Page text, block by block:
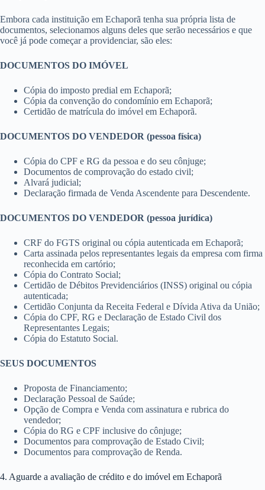
Embora cada instituição em Echaporã tenha sua própria lista de
documentos, selecionamos alguns deles que serão necessários e que
você já pode começar a providenciar, são eles:
DOCUMENTOS DO IMÓVEL
Cópia do imposto predial em Echaporã;
Cópia da convenção do condomínio em Echaporã;
Certidão de matrícula do imóvel em Echaporã.
DOCUMENTOS DO VENDEDOR (pessoa física)
Cópia do CPF e RG da pessoa e do seu cônjuge;
Documentos de comprovação do estado civil;
Alvará judicial;
Declaração firmada de Venda Ascendente para Descendente.
DOCUMENTOS DO VENDEDOR (pessoa jurídica)
CRF do FGTS original ou cópia autenticada em Echaporã;
Carta assinada pelos representantes legais da empresa com firma
reconhecida em cartório;
Cópia do Contrato Social;
Certidão de Débitos Previdenciários (INSS) original ou cópia
autenticada;
Certidão Conjunta da Receita Federal e Dívida Ativa da União;
Cópia do CPF, RG e Declaração de Estado Civil dos
Representantes Legais;
Cópia do Estatuto Social.
SEUS DOCUMENTOS
Proposta de Financiamento;
Declaração Pessoal de Saúde;
Opção de Compra e Venda com assinatura e rubrica do
vendedor;
Cópia do RG e CPF inclusive do cônjuge;
Documentos para comprovação de Estado Civil;
Documentos para comprovação de Renda.
4. Aguarde a avaliação de crédito e do imóvel em Echaporã